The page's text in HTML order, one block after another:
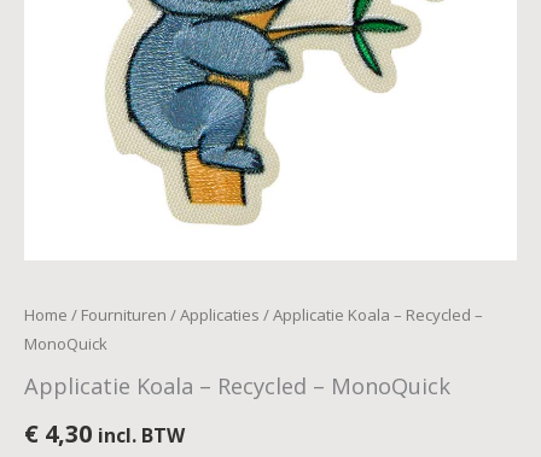
Home / Fournituren /Applicaties / Applicatie Koala – Recycled –
MonoQuick
Applicatie Koala – Recycled – MonoQuick
€ 4,30 incl. BTW